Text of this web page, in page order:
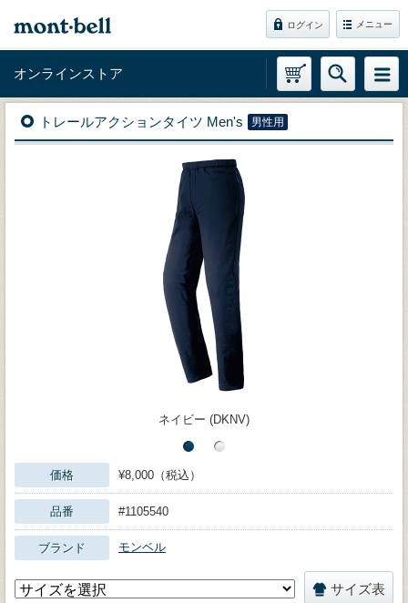
ログイン メニュー
オンラインストア
トレールアクションタイツ Men's 男性用
ネイビー (DKNV)
価格 ¥8,000（税込）
品番 #1105540
ブランド モンベル
サイズ表